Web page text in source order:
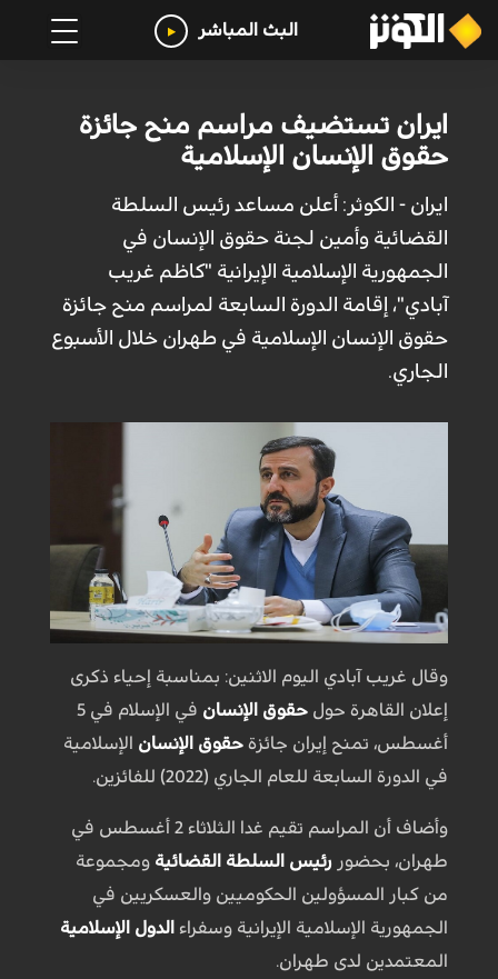
البث المباشر
ايران تستضيف مراسم منح جائزة
حقوق الإنسان الإسلامية
ايران - الكوثر: أعلن مساعد رئيس السلطة
القضائية وأمين لجنة حقوق الإنسان في
الجمهورية الإسلامية الإيرانية "كاظم غريب
آبادي"، إقامة الدورة السابعة لمراسم منح جائزة
حقوق الإنسان الإسلامية في طهران خلال الأسبوع
الجاري.
وقال غريب آبادي اليوم الاثنين: بمناسبة إحياء ذكرى
إعلان القاهرة حول حقوق الإنسان
في الإسلام في 5
أغسطس، تمنح إيران جائزة حقوق الإنسان الإسلامية
في الدورة السابعة للعام الجاري (2022) للفائزين.
وأضاف أن المراسم تقيم غدا الثلاثاء 2 أغسطس في
طهران، بحضور رئيس السلطة القضائية ومجموعة
من كبار المسؤولين الحكوميين والعسكريين في
الجمهورية الإسلامية الإيرانية وسفراء الدول الإسلامية
المعتمدين لدى طهران.